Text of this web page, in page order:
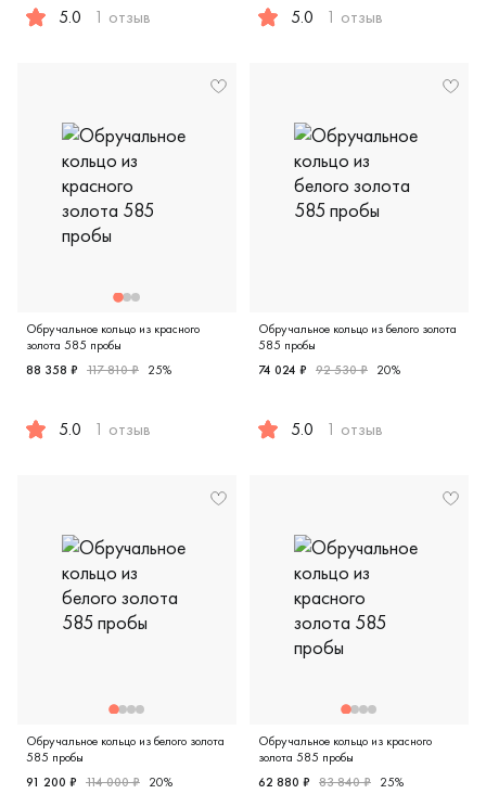
5.0 1 отзыв 5.0 1 отзыв
Обручальное кольцо из красного
золота 585 пробы
88 358 ₽ 117 810 ₽ 25%
5.0 1 отзыв
Обручальное кольцо из белого золота
585 пробы
74 024 ₽ 92 530 ₽ 20%
5.0 1 отзыв
Обручальное кольцо из белого золота
585 пробы
91 200 ₽ 114 000 ₽ 20%
Обручальное кольцо из красного
золота 585 пробы
62 880 ₽ 83 840 ₽ 25%